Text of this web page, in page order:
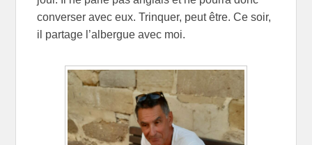
converser avec eux. Trinquer, peut être. Ce soir,
il partage l’albergue avec moi.